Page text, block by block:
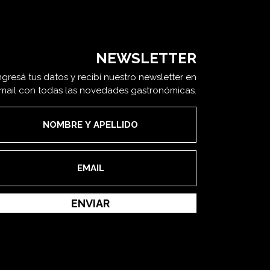
NEWSLETTER
tus datos y recibí nuestro newsletter en
con todas las novedades gastronómicas.
ENVIAR